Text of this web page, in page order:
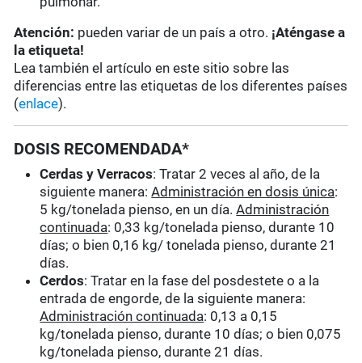
Atención: pueden variar de un país a otro. ¡Aténgase a
la etiqueta!
Lea también el artículo en este sitio sobre las
diferencias entre las etiquetas de los diferentes países
(enlace).
DOSIS RECOMENDADA*
Cerdas y Verracos: Tratar 2 veces al año, de la
siguiente manera:Administración en dosis única:
5 kg/tonelada pienso, en un día.Administración
continuada: 0,33 kg/tonelada pienso, durante 10
días; o bien 0,16 kg/ tonelada pienso, durante 21
días.
Cerdos: Tratar en la fase del posdestete o a la
entrada de engorde, de la siguiente manera:
Administración continuada: 0,13 a 0,15
kg/tonelada pienso, durante 10 días; o bien 0,075
kg/tonelada pienso, durante 21 días.